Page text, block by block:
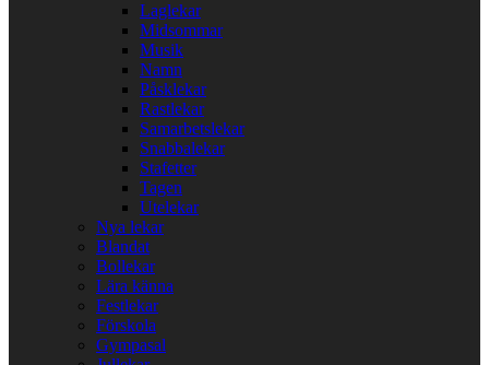
Laglekar
Midsommar
Musik
Namn
Påsklekar
Rastlekar
Samarbetslekar
Snabbalekar
Stafetter
Tagen
Utelekar
Nya lekar
Blandat
Bollekar
Lära känna
Festlekar
Förskola
Gympasal